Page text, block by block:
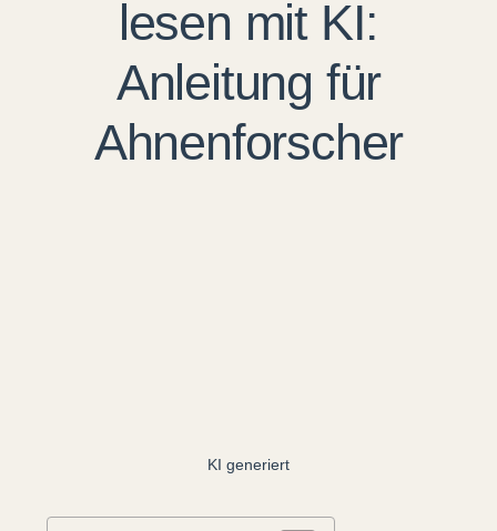
lesen mit KI:
Anleitung für
Ahnenforscher
KI generiert